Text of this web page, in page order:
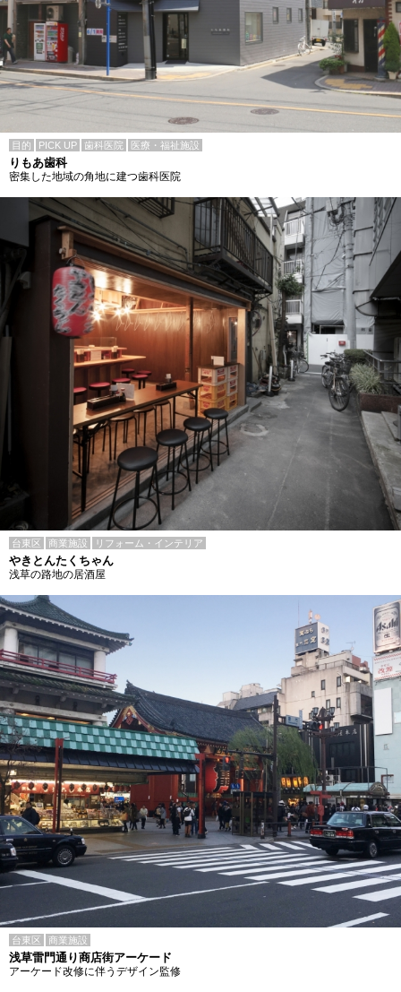
目的 PICK UP 歯科医院 医療・福祉施設
りもあ歯科
密集した地域の角地に建つ歯科医院
台東区 商業施設 リフォーム・インテリア
やきとんたくちゃん
浅草の路地の居酒屋
台東区 商業施設
浅草雷門通り商店街アーケード
アーケード改修に伴うデザイン監修